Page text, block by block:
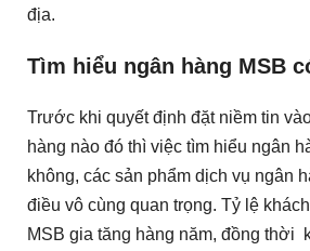
địa.
Tìm hiểu ngân hàng MSB
Trước khi quyết định đặt niềm tin
hàng nào đó thì việc tìm hiểu ngân
không, các sản phẩm dịch vụ ngân
điều vô cùng quan trọng. Tỷ lệ
MSB gia tăng hàng năm, đồng thời